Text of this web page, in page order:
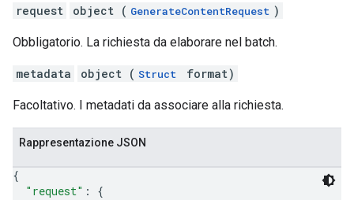
request
object ( GenerateContentRequest )
Obbligatorio. La richiesta da elaborare nel batch.
metadata object ( Struct format)
Facoltativo. I metadati da associare alla richiesta.
Rappresentazione JSON
{
"request" : {